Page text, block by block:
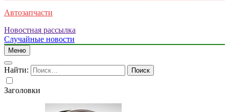
Автозапчасти
Новостная рассылка
Случайные новости
Меню
Найти:
Заголовки